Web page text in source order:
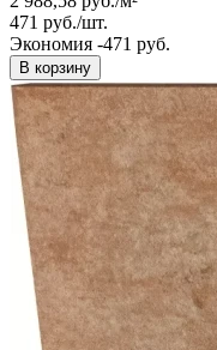
471 руб./шт.
Экономия -471 руб.
В корзину